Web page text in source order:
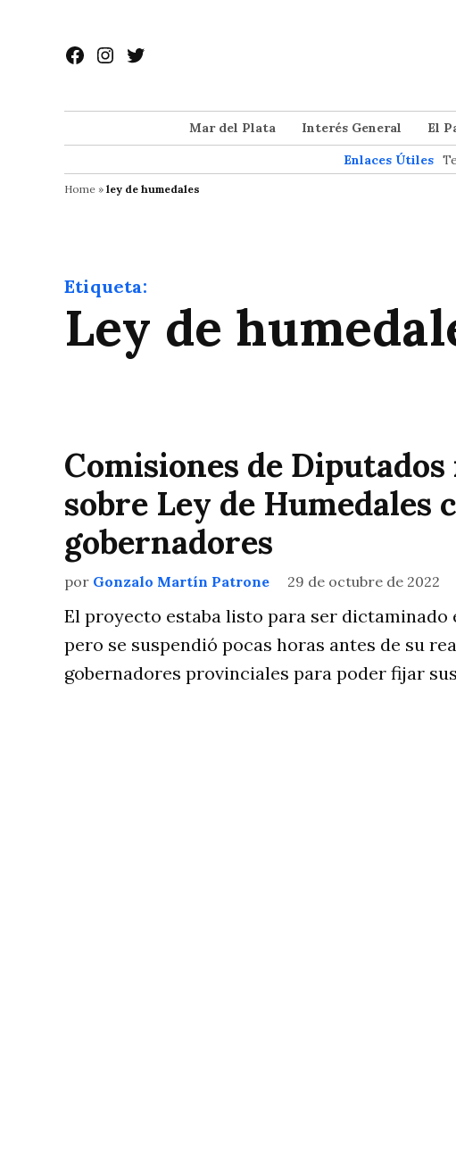
contenido
Facebook
Instagram
Twitter
Mar del Plata Interés General El
Enlaces Útiles
Home » ley de humedales
Etiqueta:
ley de
Comisiones de
sobre Ley de Humedales
gobernadores
por Gonzalo Martín Patrone 29 de octubre de 2022
El proyecto estaba listo para ser dictaminado
pero se suspendió pocas horas antes de su
gobernadores provinciales para poder fijar